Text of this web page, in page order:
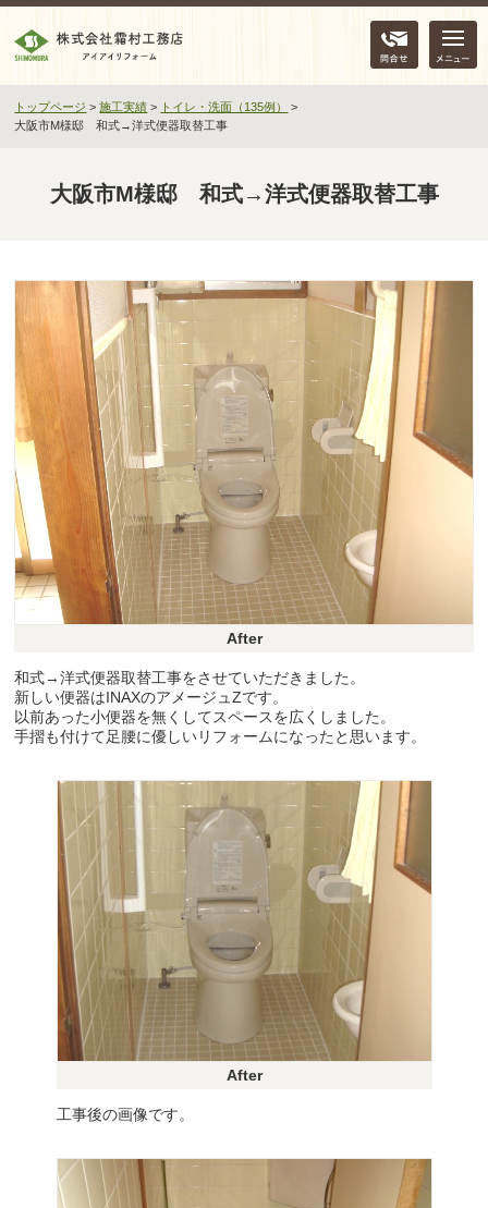
問合せ
トップページ >施工実績 > トイレ・洗面（135例）
>
大阪市M様邸 和式→洋式便器取替工事
大阪市M様邸 和式→洋式便器取替工事
After
和式→洋式便器取替工事をさせていただきました。
新しい便器はINAXのアメージュZです。
以前あった小便器を無くしてスペースを広くしました。
手摺も付けて足腰に優しいリフォームになったと思います。
After
工事後の画像です。